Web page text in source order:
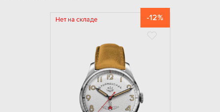
Нет на складе -12%